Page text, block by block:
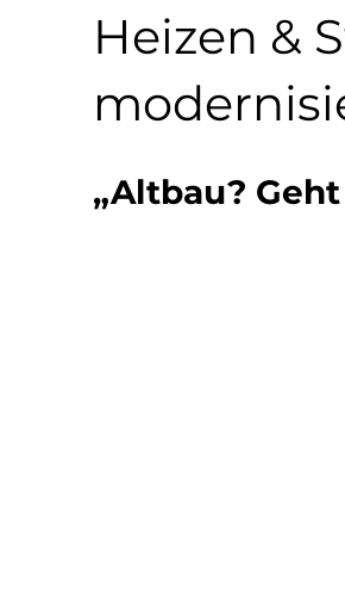
Heizen &
„Altbau?